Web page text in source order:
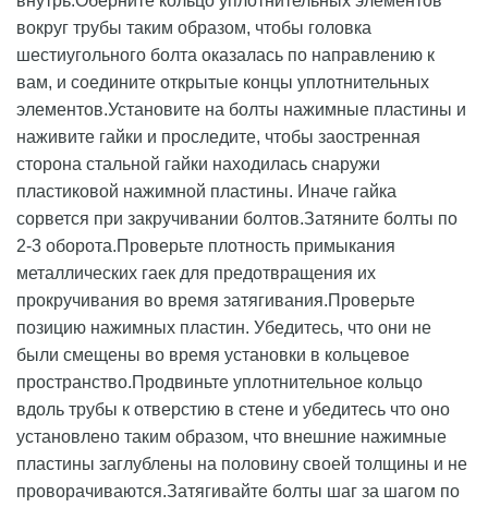
вокруг трубы таким образом, чтобы головка
шестиугольного болта оказалась по направлению к
вам, и соедините открытые концы уплотнительных
элементов.Установите на болты нажимные пластины и
наживите гайки и проследите, чтобы заостренная
сторона стальной гайки находилась снаружи
пластиковой нажимной пластины. Иначе гайка
сорвется при закручивании болтов.Затяните болты по
2-3 оборота.Проверьте плотность примыкания
металлических гаек для предотвращения их
прокручивания во время затягивания.Проверьте
позицию нажимных пластин. Убедитесь, что они не
были смещены во время установки в кольцевое
пространство.Продвиньте уплотнительное кольцо
вдоль трубы к отверстию в стене и убедитесь что оно
установлено таким образом, что внешние нажимные
пластины заглублены на половину своей толщины и не
проворачиваются.Затягивайте болты шаг за шагом по